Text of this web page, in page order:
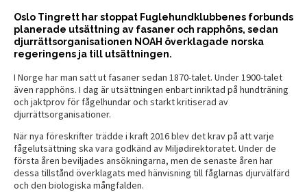
Oslo Tingrett har stoppat Fuglehundklubbenes forbunds
planerade utsättning av fasaner och rapphöns, sedan
djurrättsorganisationen NOAH överklagade norska
regeringens ja till utsättningen.
I Norge har man satt ut fasaner sedan 1870-talet. Under 1900-talet
även rapphöns. I dag är utsättningen enbart inriktad på hundträning
och jaktprov för fågelhundar och starkt kritiserad av
djurrättsorganisationer.
När nya föreskrifter trädde i kraft 2016 blev det krav på att varje
fågelutsättning ska vara godkänd av Miljødirektoratet. Under de
första åren beviljades ansökningarna, men de senaste åren har
dessa tillstånd överklagats med hänvisning till fåglarnas djurvälfärd
och den biologiska mångfalden.